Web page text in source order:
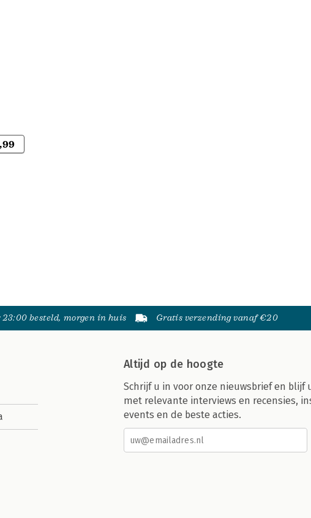
23:00 besteld, morgen in huis Gratis verzending vanaf €20
Altijd op de hoogte
Schrijf u in voor onze nieuwsbrief en blijf
met relevante interviews en recensies,
events en de beste acties.